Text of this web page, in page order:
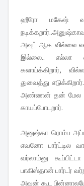
ஹீரோ மகேஷ்
அவுட் ஆக வில்லை
இல்லை.. எல்லா
கலாய்க்கிறார்,
துவைத்து
அண்ணன் தன் மேல ஒரு
காயப்போடறார்.
அனுஷ்கா ரொம்ப
எவனோ பார்ட்டில
வர்லாம்னு
பாகிஸ்தான் பார்டர்
அவன் கூட